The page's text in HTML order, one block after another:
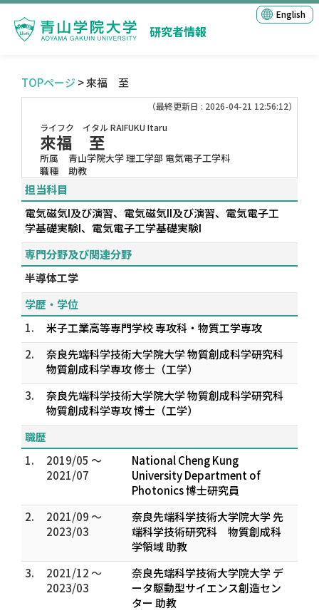
研究者情報
English
TOPページ > 來福 至
（最終更新日 : 2026-04-21 12:56:12）
ライフク イタル RAIFUKU Itaru
來福 至
所属
青山学院大学 理工学部 電気電子工学科
職種
助教
担当科目
電気磁気I及び演習、電気磁気II及び演習、電気電子工
学基礎実験I、電気電子工学基礎実験I
専門分野及び関連分野
半導体工学
学歴・学位
1.
米子工業高等専門学校 専攻科・物質工学専攻
2.
奈良先端科学技術大学院大学 物質創成科学研究科
物質創成科学専攻 修士（工学）
3.
奈良先端科学技術大学院大学 物質創成科学研究科
物質創成科学専攻 博士（工学）
職歴
1.
2019/05 ～
2021/07
National Cheng Kung
University Department of
Photonics 博士研究員
2.
2021/09 ～
2023/03
奈良先端科学技術大学院大学 先
端科学技術研究科 物質創成科
学領域 助教
3.
2021/12 ～
2023/03
奈良先端科学技術大学院大学 デ
ータ駆動型サイエンス創造セン
ター 助教